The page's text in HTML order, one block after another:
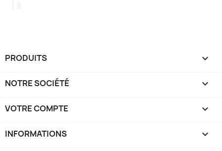
PRODUITS 
NOTRE SOCIÉTÉ 
VOTRE COMPTE 
INFORMATIONS keyboard_arrow_down